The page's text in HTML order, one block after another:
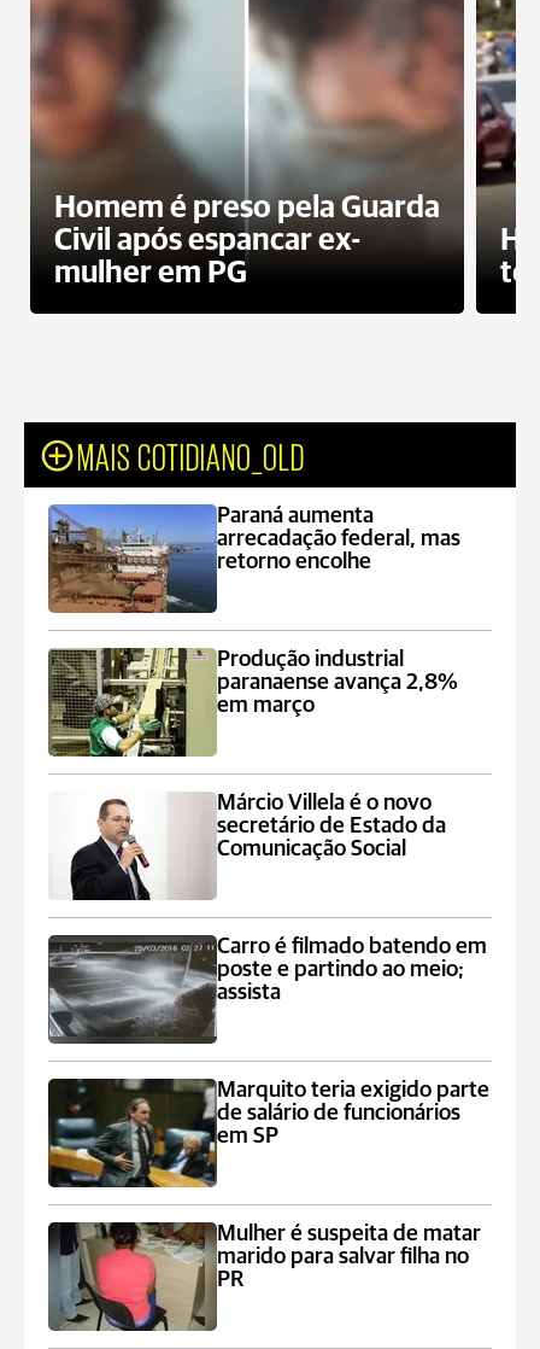
Homem é preso pela Guarda
Civil após espancar ex-
mulher em PG
MAIS COTIDIANO_OLD
Paraná aumenta
arrecadação federal, mas
retorno encolhe
Produção industrial
paranaense avança 2,8%
em março
Márcio Villela é o novo
secretário de Estado da
Comunicação Social
Carro é filmado batendo em
poste e partindo ao meio;
assista
Marquito teria exigido parte
de salário de funcionários
em SP
Mulher é suspeita de matar
marido para salvar filha no
PR